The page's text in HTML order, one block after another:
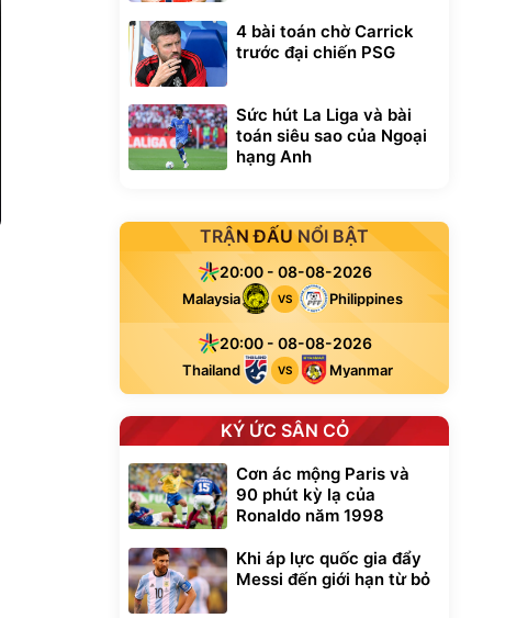
4 bài toán chờ Carrick
trước đại chiến PSG
Sức hút La Liga và bài
toán siêu sao của Ngoại
hạng Anh
TRẬN ĐẤU NỔI BẬT
20:00 - 08-08-2026
Malaysia VS Philippines
20:00 - 08-08-2026
Thailand VS Myanmar
KÝ ỨC SÂN CỎ
Cơn ác mộng Paris và
90 phút kỳ lạ của
Ronaldo năm 1998
Khi áp lực quốc gia đẩy
Messi đến giới hạn từ bỏ